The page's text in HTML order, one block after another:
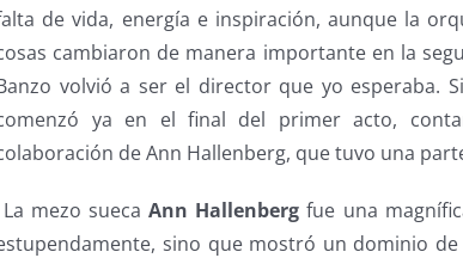
de vida, energía e inspiración, aunque la
cambiaron de manera importante en la
volvió a ser el director que yo esperaba.
ya en el final del primer acto,
de Ann Hallenberg, que tuvo una
La mezo suecaAnn Hallenberg fue una
sino que mostró un dominio